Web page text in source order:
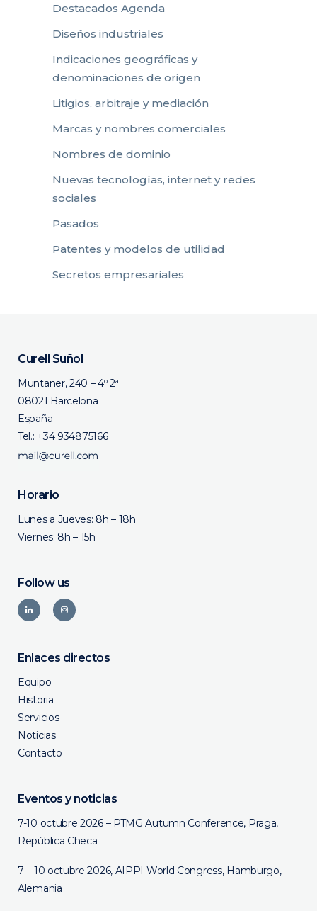
Destacados Agenda
Diseños industriales
Indicaciones geográficas y
denominaciones de origen
Litigios, arbitraje y mediación
Marcas y nombres comerciales
Nombres de dominio
Nuevas tecnologías, internet y redes
sociales
Pasados
Patentes y modelos de utilidad
Secretos empresariales
Curell Suñol
Muntaner, 240 – 4º 2ª
08021 Barcelona
España
Tel.: +34 934875166
Horario
Lunes a Jueves: 8h – 18h
Viernes: 8h – 15h
Follow us
Enlaces directos
Equipo
Historia
Servicios
Noticias
Contacto
Eventos y noticias
7-10 octubre 2026 – PTMG Autumn Conference, Praga,
República Checa
7 – 10 octubre 2026, AIPPI World Congress, Hamburgo,
Alemania